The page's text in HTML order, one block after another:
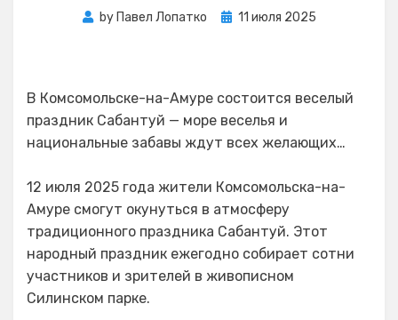
by Павел Лопатко
Posted
11 июля 2025
В Комсомольске-на-Амуре состоится веселый
праздник Сабантуй — море веселья и
национальные забавы ждут всех желающих…
12 июля 2025 года жители Комсомольска-на-
Амуре смогут окунуться в атмосферу
традиционного праздника Сабантуй. Этот
народный праздник ежегодно собирает сотни
участников и зрителей в живописном
Силинском парке.